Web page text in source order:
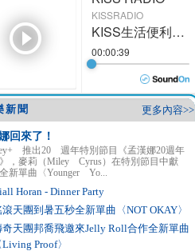
更多內容>>
新聞
回來了！
推出20 週年特別節目《孟漢娜20週年
，麥莉（Miley Cyrus）在特別節目中獻
新單曲〈Younger Yo...
Horan - Dinner Party
滾天團到暑五秒全新單曲〈NOT OKAY〉
奇天團邦喬飛邀來Jelly Roll合作全新單曲
Living Proof〉